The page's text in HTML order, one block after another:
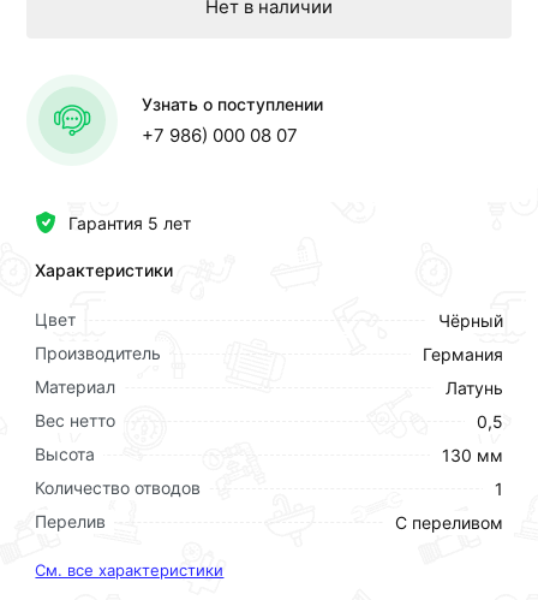
Гарантия 5 лет
Характеристики
Цвет
Чёрный
Производитель
Германия
Материал
Латунь
Вес нетто
0,5
Высота
130 мм
Количество отводов
1
Перелив
С переливом
См. все характеристики
Нет в наличии
Узнать о поступлении
+7 986) 000 08 07